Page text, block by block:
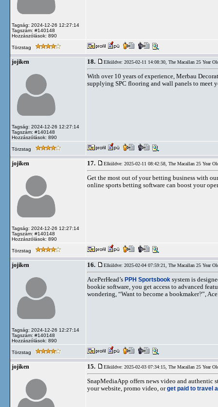
Tagság: 2024-12-26 12:27:14
Tagszám: #140148
Hozzászólások: 890
Törzstag
jojiken
Tagság: 2024-12-26 12:27:14
Tagszám: #140148
Hozzászólások: 890
18. Elküldve: 2025-02-11 14:08:30, The Macallan 25 Year
With over 10 years of experience, Merbau
supplying SPC flooring and wall panels to meet
Törzstag
jojiken
Tagság: 2024-12-26 12:27:14
Tagszám: #140148
Hozzászólások: 890
17. Elküldve: 2025-02-11 08:42:58, The Macallan 25 Year
Get the most out of your betting business with
online sports betting software can boost your
Törzstag
jojiken
Tagság: 2024-12-26 12:27:14
Tagszám: #140148
Hozzászólások: 890
16. Elküldve: 2025-02-04 07:59:21, The Macallan 25 Year
AcePerHead’s PPH Sportsbook system is
bookie software, you get access to advanced
wondering, “Want to become a bookmaker?”,
Törzstag
jojiken 15. Elküldve: 2025-02-03 07:34:15, The Macallan 25 Year
SnapMediaApp offers news video and
your website, promo video, orget paid to travel